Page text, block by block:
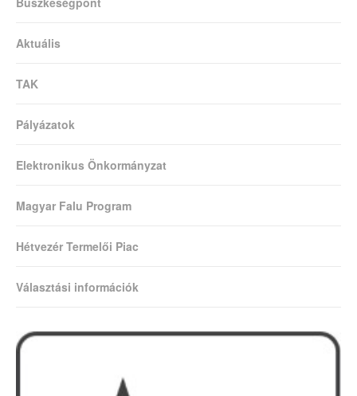
Aktuális
TAK
Pályázatok
Elektronikus Önkormányzat
Magyar Falu Program
Hétvezér Termelői Piac
Választási információk